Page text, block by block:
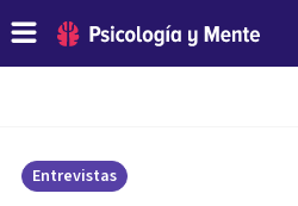
Entrevistas